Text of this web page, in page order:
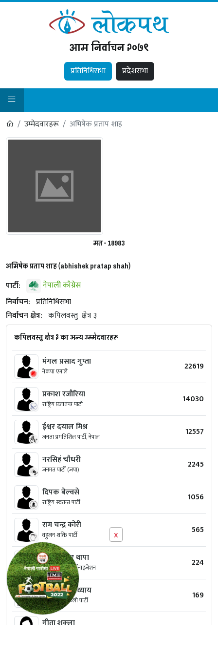
आम निर्वाचन २०७९
प्रतिनिधिसभा प्रदेशसभा
उम्मेदवारहरू अभिषेक प्रताप शाह
मत - 18983
अभिषेक प्रताप शाह (abhishek pratap shah)
पार्टी:
नेपाली काँग्रेस
निर्वाचन: प्रतिनिधिसभा
निर्वाचन क्षेत्र: कपिलवस्तु क्षेत्र ३
कपिलवस्तु क्षेत्र ३ का अन्य उम्मेदवारहरू
मंगल प्रसाद गुप्‍ता
नेकपा एमाले 22619
प्रकाश रजौरिया
राष्ट्रिय प्रजातन्त्र पार्टी 14030
ईश्वर दयाल मिश्र
जनता प्रगतिशिल पार्टी, नेपाल 12557
नरसिहं चौधरी
जनमत पार्टी (जपा) 2245
दिपक बेल्वसे
राष्ट्रिय स्वतन्त्र पार्टी 1056
राम चन्द्र कोरी
वहुजन शक्ति पार्टी 565
केश बहादुर थापा
मंगोल नेसनल अर्गनाइजेशन 224
यम नाथ उपाध्याय
मौलिक जरोकिलो पार्टी 169
गीता शुक्‍ला
x